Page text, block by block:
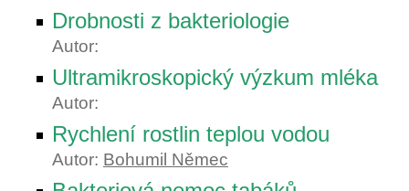
Drobnosti z bakteriologie
Autor:
Ultramikroskopický výzkum mléka
Autor:
Rychlení rostlin teplou vodou
Autor: Bohumil Němec